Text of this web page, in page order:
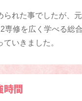
られた事でしたが、
専修を広く学べる総
いきました。
時間